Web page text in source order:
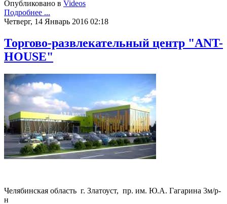
Опубликовано в Videos
Подробнее ...
Четверг, 14 Январь 2016 02:18
Торгово-развлекательный центр "ANT-
HOUSE"
Челябинская область г. Златоуст, пр. им. Ю.А. Гагарина 3м/р-
н